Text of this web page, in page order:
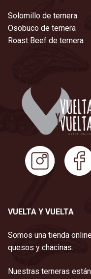
Solomillo de ternera
Osobuco de ternera
Roast Beef de ternera
VUELTA Y VUELTA
Somos una tienda
quesos y chacinas.
Nuestras terneras